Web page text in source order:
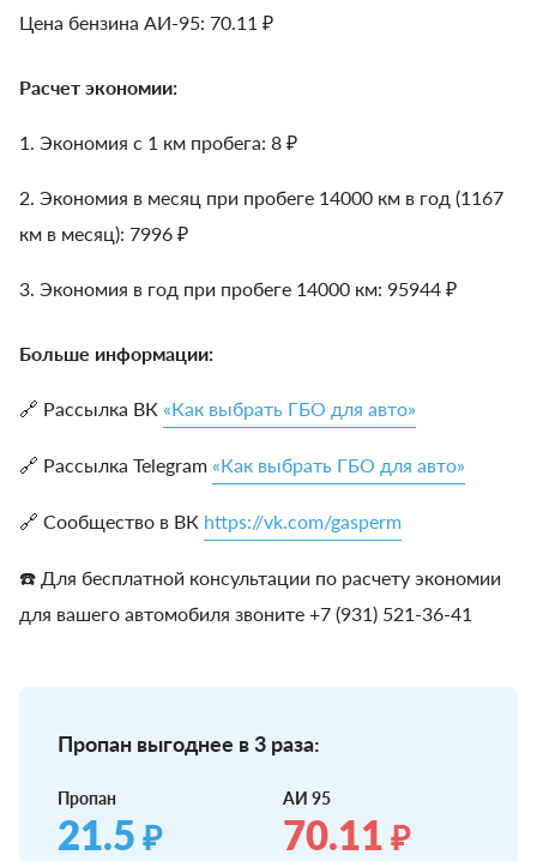
Цена бензина АИ-95: 70.11 ₽
Расчет экономии:
1. Экономия с 1 км пробега: 8 ₽
2. Экономия в месяц при пробеге 14000 км в год (1167
км в месяц): 7996 ₽
3. Экономия в год при пробеге 14000 км: 95944 ₽
Больше информации:
🔗 Рассылка ВК «Как выбрать ГБО для авто»
🔗 Рассылка Telegram «Как выбрать ГБО для авто»
🔗 Сообщество в ВК https://vk.com/gasperm
☎️ Для бесплатной консультации по расчету экономии
для вашего автомобиля звоните +7 (931) 521-36-41
Пропан выгоднее в 3 раза:
Пропан
21.5 ₽
АИ 95
70.11 ₽